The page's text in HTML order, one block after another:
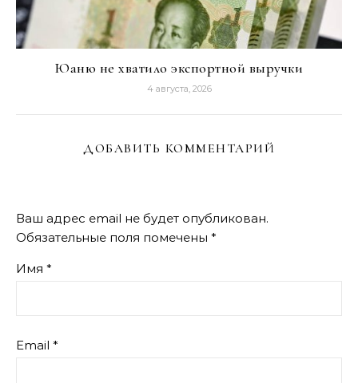
Юаню не хватило экспортной выручки
4 августа, 2026
ДОБАВИТЬ КОММЕНТАРИЙ
Ваш адрес email не будет опубликован.
Обязательные поля помечены *
Имя *
Email *